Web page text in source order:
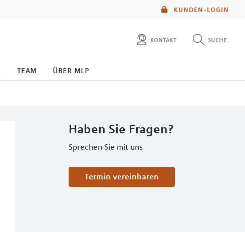
KUNDEN-LOGIN
kontakt suche
team über mlp
Haben Sie Fragen?
Sprechen Sie mit uns
Termin vereinbaren